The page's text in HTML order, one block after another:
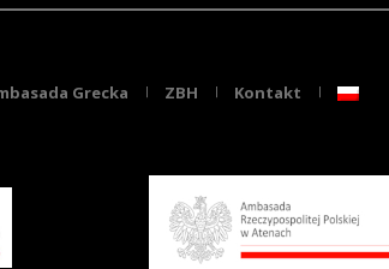
Grecka ZBH Kontakt